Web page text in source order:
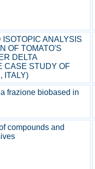
ANALYSIS
OF TOMATO'S
DELTA
CASE STUDY OF
ITALY)
frazione biobased in
compounds and